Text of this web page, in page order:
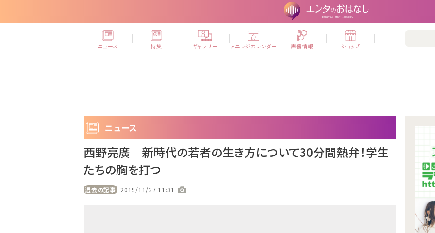
ニュース 特集 ギャラリー アニラジカレンダー 声優情報 ショップ
ニュース
西野亮廣 新時代の若者の生き方について30分間熱弁！学生
たちの胸を打つ
過去の記事 2019/11/27 11:31